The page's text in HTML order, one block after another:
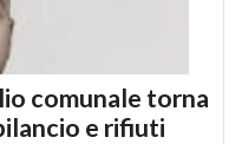
comunale torna
e rifiuti